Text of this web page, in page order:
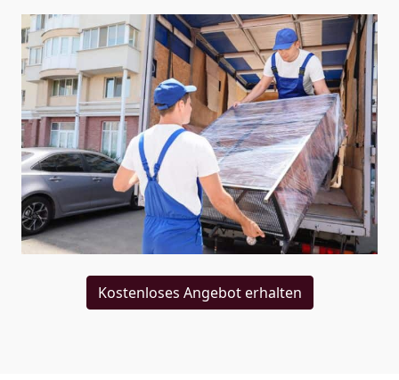
Kostenloses Angebot erhalten